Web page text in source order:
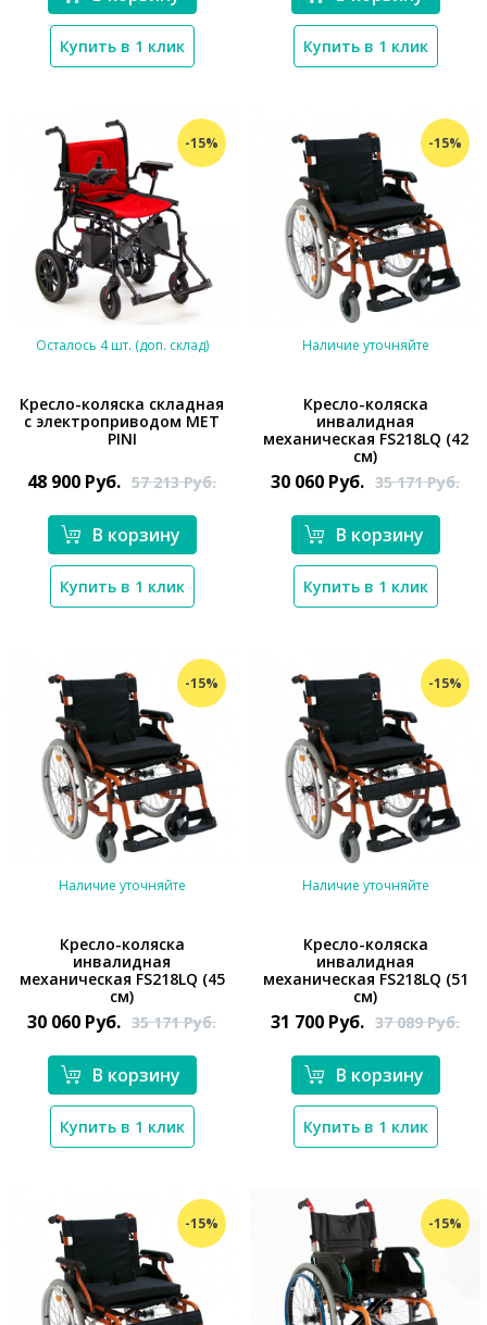
Купить в 1 клик Купить в 1 клик
-15%
*}
Осталось 4 шт. (доп. склад)
Кресло-коляска складная
с электроприводом MET
PINI
48 900 Руб. 57 213Руб.
В корзину
Купить в 1 клик
-15%
*}
Наличие уточняйте
Кресло-коляска
инвалидная
механическая FS218LQ (42
см)
30 060 Руб. 35 171Руб.
В корзину
Купить в 1 клик
-15%
*}
Наличие уточняйте
Кресло-коляска
инвалидная
механическая FS218LQ (45
см)
30 060 Руб. 35 171Руб.
В корзину
Купить в 1 клик
-15%
*}
Наличие уточняйте
Кресло-коляска
инвалидная
механическая FS218LQ (51
см)
31 700 Руб. 37 089Руб.
В корзину
Купить в 1 клик
-15% -15%